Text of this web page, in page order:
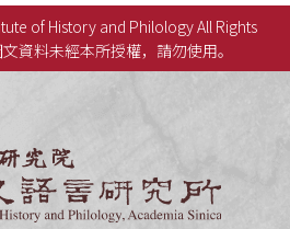
of History and Philology All Rights
資料未經本所授權，請勿使用。